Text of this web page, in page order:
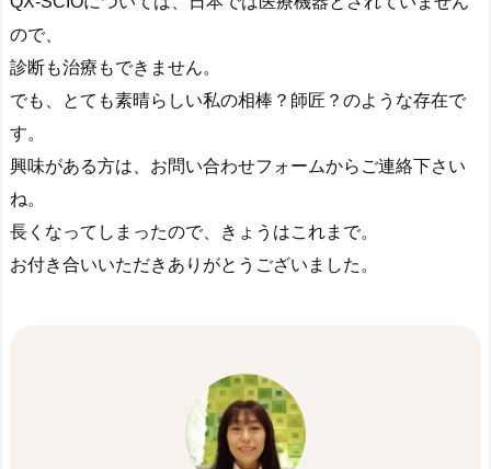
ので、
診断も治療もできません。
でも、とても素晴らしい私の相棒？師匠？のような存在で
す。
興味がある方は、お問い合わせフォームからご連絡下さい
ね。
長くなってしまったので、きょうはこれまで。
お付き合いいただきありがとうございました。